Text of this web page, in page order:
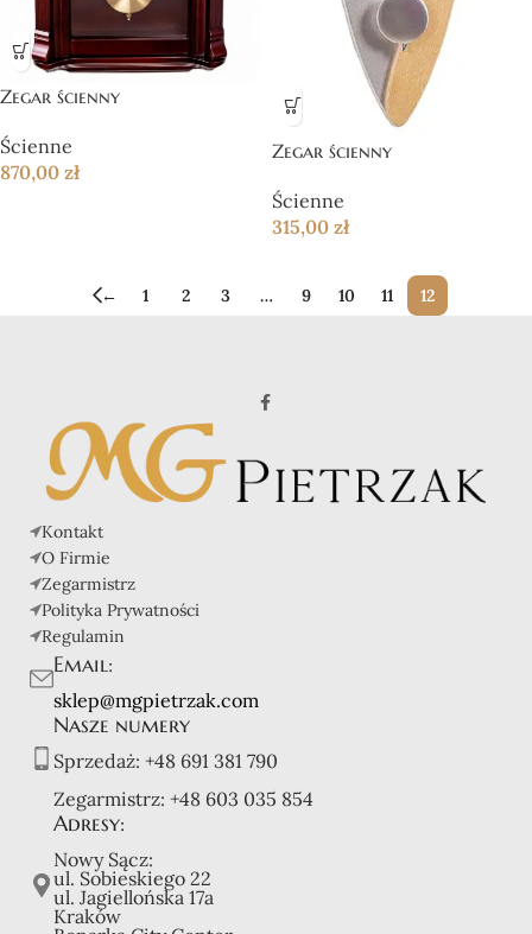
Zegar ścienny
Ścienne
870,00 zł
Zegar ścienny
Ścienne
315,00 zł
← 1 2 3 … 9 10 11 12
Kontakt
O Firmie
Zegarmistrz
Polityka Prywatności
Regulamin
Email:
sklep@mgpietrzak.com
Nasze numery
Sprzedaż: +48 691 381 790
Zegarmistrz: +48 603 035 854
Adresy:
Nowy Sącz:
ul. Sobieskiego 22
ul. Jagiellońska 17a
Kraków